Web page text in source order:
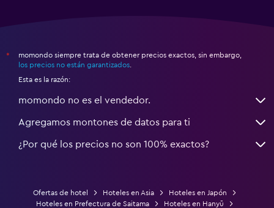
*
momondo siempre trata de obtener precios exactos, sin embargo,
los precios no están garantizados
Esta es la razón:
momondo no es el vendedor.
Agregamos montones de datos para ti
¿Por qué los precios no son 100% exactos?
Ofertas de hotel Hoteles en Asia
Hoteles en Japón
Hoteles en Prefectura de Saitama
Hoteles en Hanyū